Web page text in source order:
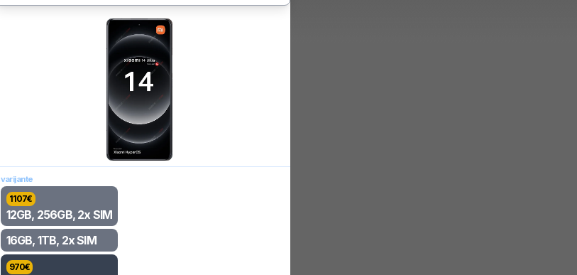
varijante
1107€
12GB, 256GB, 2x SIM
16GB, 1TB, 2x SIM
970€